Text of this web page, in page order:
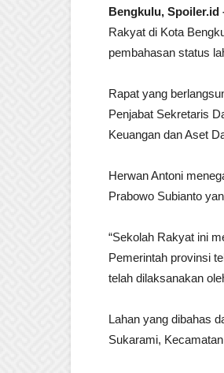
Bengkulu, Spoiler.id
Rakyat di Kota
pembahasan status
Rapat yang
Penjabat Sekretaris
Keuangan dan Aset
Herwan Antoni
Prabowo Subianto
“Sekolah Rakyat ini
Pemerintah provinsi
telah dilaksanakan
Lahan yang dibahas
Sukarami,